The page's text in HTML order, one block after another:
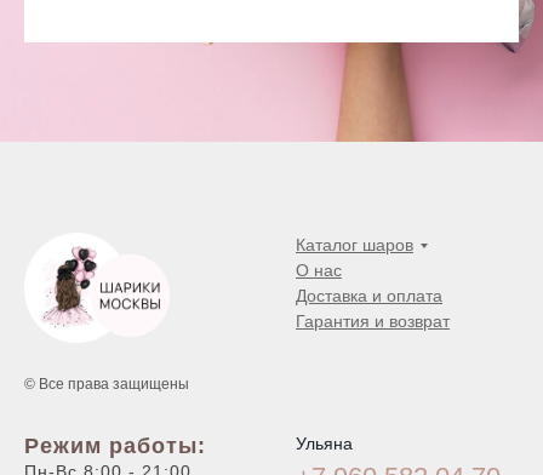
© Все права защищены
Каталог шаров
О нас
Доставка и оплата
Гарантия и возврат
Режим работы:
Пн-Вс 8:00 - 21:00
Ульяна